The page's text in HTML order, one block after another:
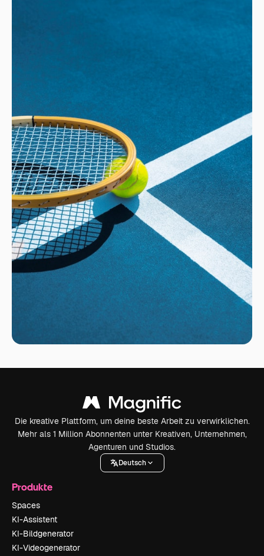
Die kreative Plattform, um deine beste Arbeit zu verwirklichen.
Mehr als 1 Million Abonnenten unter Kreativen, Unternehmen,
Agenturen und Studios.
Deutsch
Produkte
Spaces
KI-Assistent
KI-Bildgenerator
KI-Videogenerator